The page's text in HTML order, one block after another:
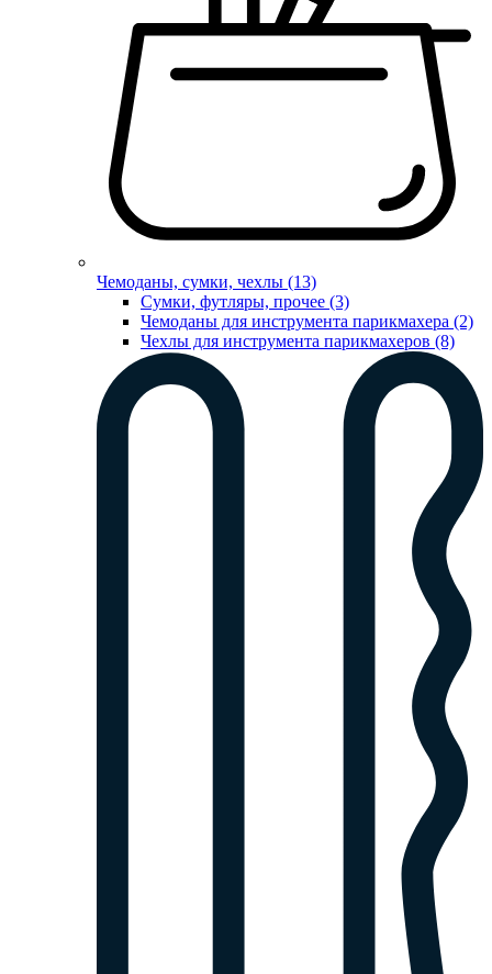
Чемоданы, сумки, чехлы (13)
Сумки, футляры, прочее (3)
Чемоданы для инструмента парикмахера (2)
Чехлы для инструмента парикмахеров (8)